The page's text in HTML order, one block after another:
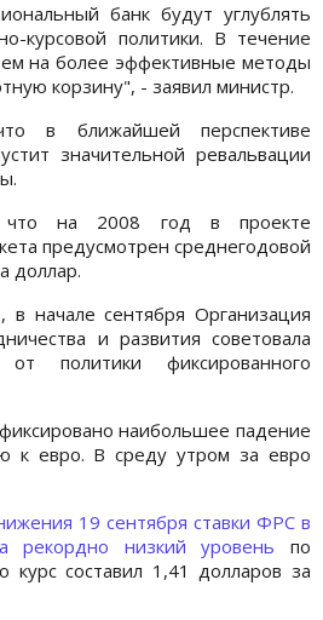
банк будут углублять
курсовой политики. В течение
на более эффективные методы
корзину", - заявил министр.
в ближайшей перспективе
значительной ревальвации
на 2008 год в проекте
предусмотрен среднегодовой
доллар.
в начале сентября Организация
и развития советовала
от политики фиксированного
наибольшее падение
к евро. В среду утром за евро
19 сентября ставки ФРС в
низкий уровень по
составил 1,41 долларов за